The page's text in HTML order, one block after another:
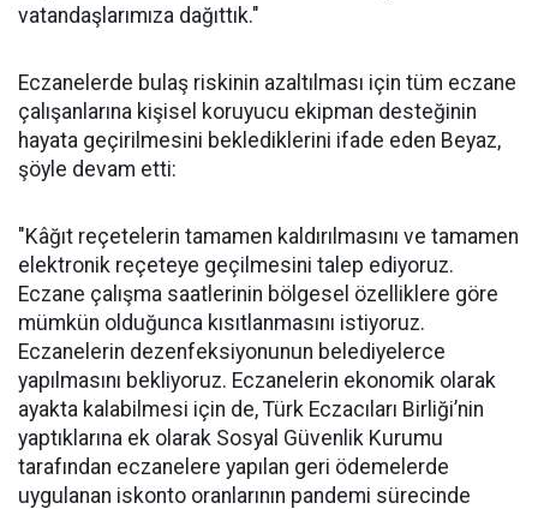
vatandaşlarımıza dağıttık."
Eczanelerde bulaş riskinin azaltılması için tüm eczane
çalışanlarına kişisel koruyucu ekipman desteğinin
hayata geçirilmesini beklediklerini ifade eden Beyaz,
şöyle devam etti:
"Kâğıt reçetelerin tamamen kaldırılmasını ve tamamen
elektronik reçeteye geçilmesini talep ediyoruz.
Eczane çalışma saatlerinin bölgesel özelliklere göre
mümkün olduğunca kısıtlanmasını istiyoruz.
Eczanelerin dezenfeksiyonunun belediyelerce
yapılmasını bekliyoruz. Eczanelerin ekonomik olarak
ayakta kalabilmesi için de, Türk Eczacıları Birliği’nin
yaptıklarına ek olarak Sosyal Güvenlik Kurumu
tarafından eczanelere yapılan geri ödemelerde
uygulanan iskonto oranlarının pandemi sürecinde